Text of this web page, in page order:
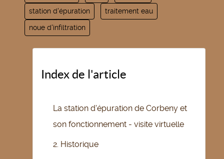
station d'épuration traitement eau
noue d'infiltration
Index de l'article
La station d'épuration de Corbeny et
son fonctionnement - visite virtuelle
2. Historique